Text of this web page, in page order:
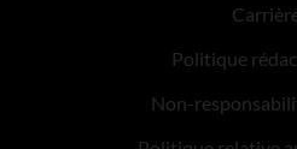
Politique
Non-